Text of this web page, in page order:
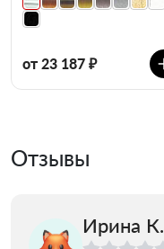
от 23 187 ₽
Отзывы
Ирина К.